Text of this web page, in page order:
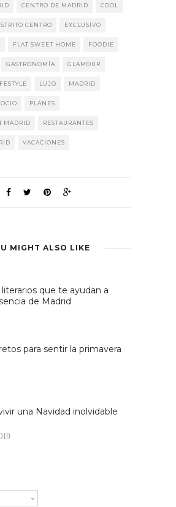
CENTRO DE MADRID COOL
CENTRO EXCLUSIVO
FLAT SWEET HOME FOODIE
GASTRONOMÍA GLAMOUR
LUJO MADRID
OCIO PLANES
MADRID RESTAURANTES
VACACIONES
MIGHT ALSO LIKE
que te ayudan a
de Madrid
para sentir la primavera
una Navidad inolvidable